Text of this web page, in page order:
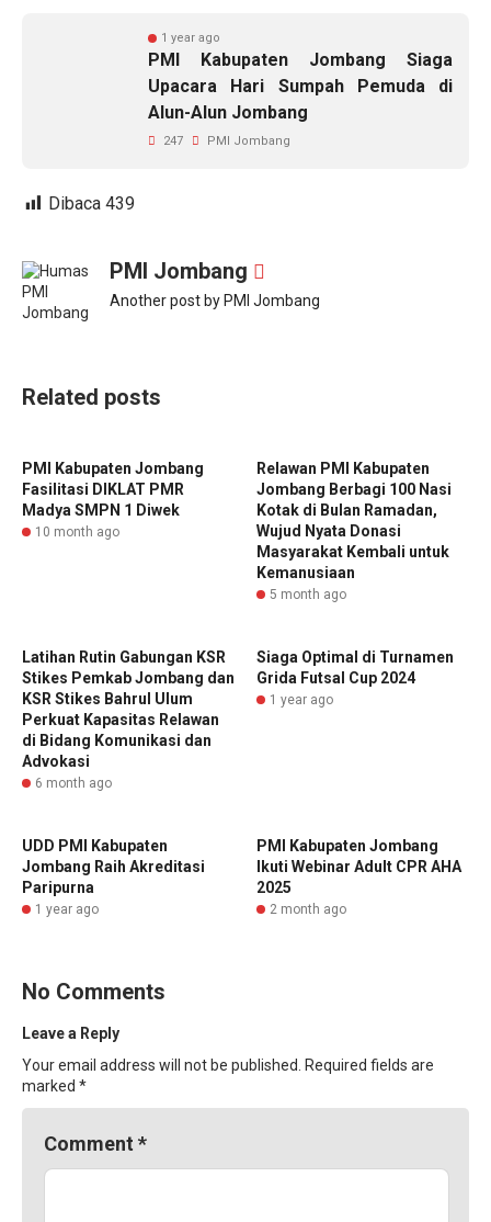
1 year ago
PMI Kabupaten Jombang Siaga
Upacara Hari Sumpah Pemuda di
Alun-Alun Jombang
247 PMI Jombang
Dibaca 439
PMI Jombang
Another post by PMI Jombang
Related posts
PMI Kabupaten Jombang
Fasilitasi DIKLAT PMR
Madya SMPN 1 Diwek
10 month ago
Relawan PMI Kabupaten
Jombang Berbagi 100 Nasi
Kotak di Bulan Ramadan,
Wujud Nyata Donasi
Masyarakat Kembali untuk
Kemanusiaan
5 month ago
Latihan Rutin Gabungan KSR
Stikes Pemkab Jombang dan
KSR Stikes Bahrul Ulum
Perkuat Kapasitas Relawan
di Bidang Komunikasi dan
Advokasi
6 month ago
Siaga Optimal di Turnamen
Grida Futsal Cup 2024
1 year ago
UDD PMI Kabupaten
Jombang Raih Akreditasi
Paripurna
1 year ago
PMI Kabupaten Jombang
Ikuti Webinar Adult CPR AHA
2025
2 month ago
No Comments
Leave a Reply
Your email address will not be published.
Required fields are
marked *
Comment *